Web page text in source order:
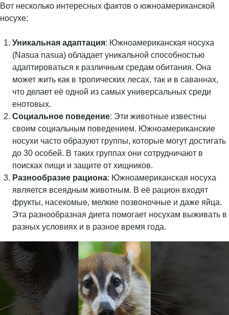
Вот несколько интересных фактов о южноамериканской
носухе:
Уникальная адаптация: Южноамериканская носуха
(Nasua nasua) обладает уникальной способностью
адаптироваться к различным средам обитания. Она
может жить как в тропических лесах, так и в саваннах,
что делает её одной из самых универсальных среди
енотовых.
Социальное поведение: Эти животные известны
своим социальным поведением. Южноамериканские
носухи часто образуют группы, которые могут достигать
до 30 особей. В таких группах они сотрудничают в
поисках пищи и защите от хищников.
Разнообразие рациона: Южноамериканская носуха
является всеядным животным. В её рацион входят
фрукты, насекомые, мелкие позвоночные и даже яйца.
Эта разнообразная диета помогает носухам выживать в
разных условиях и в разное время года.